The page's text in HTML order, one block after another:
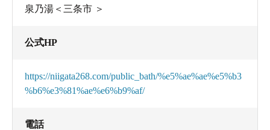
泉乃湯＜三条市 ＞
公式HP
https://niigata268.com/public_bath/%e5%ae%ae%e5%b3
%b6%e3%81%ae%e6%b9%af/
電話